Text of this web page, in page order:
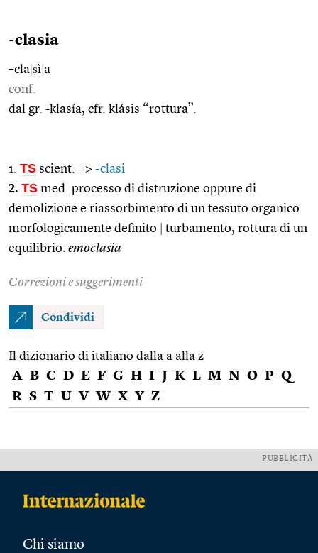
-clasia
–cla ṣì a
conf.
dal gr. -klasía, cfr. klásis “rottura”.
1. TS scient. => -clasi
2. TS med. processo di distruzione oppure di
demolizione e riassorbimento di un tessuto organico
morfologicamente definito
turbamento, rottura di un
equilibrio: emoclasia
Correzioni e suggerimenti
Condividi
Il dizionario di italiano dalla a alla z
A B C D E F G H I J K L M N O P Q
R S T U V W X Y Z
PUBBLICITÀ
Chi siamo